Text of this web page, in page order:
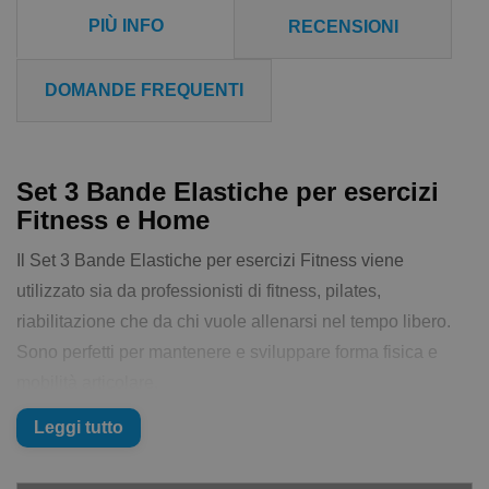
PIÙ INFO RECENSIONI
DOMANDE FREQUENTI
Set 3 Bande Elastiche per esercizi
Fitness e Home
Il Set 3 Bande Elastiche per esercizi Fitness viene
utilizzato sia da professionisti di fitness, pilates,
riabilitazione che da chi vuole allenarsi nel tempo libero.
Sono perfetti per mantenere e sviluppare forma fisica e
Puoi usarli per moltissimi esercizi sia di allenamento che
Leggi tutto